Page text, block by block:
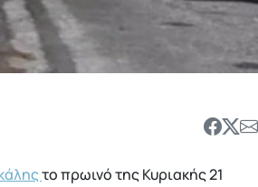
το πρωινό της Κυριακής 21